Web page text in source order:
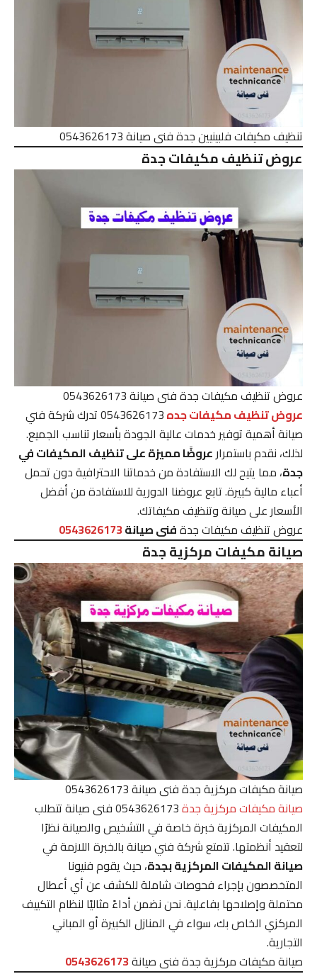
تنظيف مكيفات فلبينيين جدة فنى صيانة 0543626173
عروض تنظيف مكيفات جدة
عروض تنظيف مكيفات جدة فنى صيانة 0543626173
عروض تنظيف مكيفات جده
0543626173 تدرك شركة فني
صيانة أهمية توفير خدمات عالية الجودة بأسعار تناسب الجميع.
لذلك، نقدم باستمرارعروضًا مميزة على تنظيف المكيفات في
جدة، مما يتيح لك الاستفادة من خدماتنا الاحترافية دون تحمل
أعباء مالية كبيرة. تابع عروضنا الدورية للاستفادة من أفضل
الأسعار على صيانة وتنظيف مكيفاتك.
عروض تنظيف مكيفات جدةفنى صيانة0543626173
صيانة مكيفات مركزية جدة
صيانة مكيفات مركزية جدة فنى صيانة 0543626173
صيانة مكيفات مركزية جدة
0543626173 فنى صيانة تتطلب
المكيفات المركزية خبرة خاصة في التشخيص والصيانة نظرًا
لتعقيد أنظمتها. تتمتع شركة فني صيانة بالخبرة اللازمة في
صيانة المكيفات المركزية بجدة، حيث يقوم فنيونا
المتخصصون بإجراء فحوصات شاملة للكشف عن أي أعطال
محتملة وإصلاحها بفاعلية. نحن نضمن أداءً مثاليًا لنظام التكييف
المركزي الخاص بك، سواء في المنازل الكبيرة أو المباني
التجارية.
صيانة مكيفات مركزية جدة فنى صيانة0543626173